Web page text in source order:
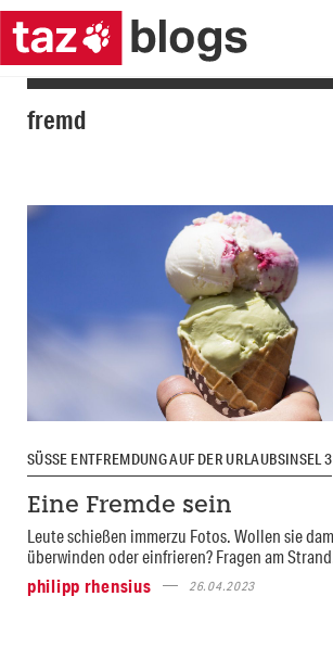
fremd
SÜSSE ENTFREMDUNG AUF DER URLAUBSINSEL 3
Eine Fremde sein
Leute schießen immerzu Fotos. Wollen sie
überwinden oder einfrieren? Fragen am
philipp rhensius
26.04.2023